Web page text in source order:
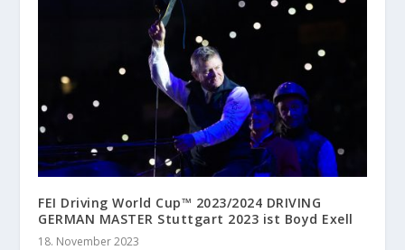
FEI Driving World Cup™ 2023/2024 DRIVING
GERMAN MASTER Stuttgart 2023 ist Boyd Exell
18. November 2023